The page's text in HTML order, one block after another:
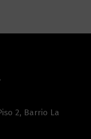
2, Barrio La